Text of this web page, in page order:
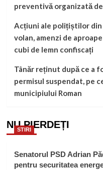
preventivă organizată
Acțiuni ale polițiștilor din
volan, amenzi de
cubi de lemn confiscați
Tânăr reținut după ce a
permisul suspendat, pe
municipiului Roman
NU PIERDEȚI
STIRI
Senatorul PSD Adrian
pentru securitatea